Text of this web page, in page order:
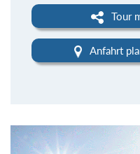
Tour
Anfahrt